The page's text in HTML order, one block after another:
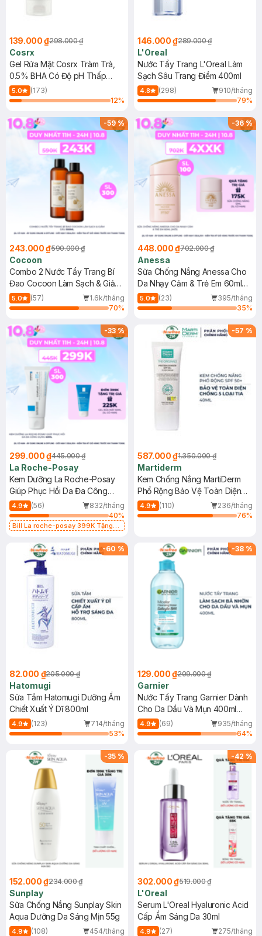
139.000 ₫298.000 ₫
Cosrx
Gel Rửa Mặt Cosrx Tràm Trà,
0.5% BHA Có Độ pH Thấp
150ml
5.0
(173)
12%
146.000 ₫289.000 ₫
L'Oreal
Nước Tẩy Trang L'Oreal Làm
Sạch Sâu Trang Điểm 400ml
4.8 (298)
910/tháng
79%
-59%
243.000 ₫590.000 ₫
Cocoon
Combo 2 Nước Tẩy Trang Bí
Đao Cocoon Làm Sạch & Giảm
Dầu 500ml
5.0 (57)
1.6k/tháng
70%
-36%
448.000 ₫702.000 ₫
Anessa
Sữa Chống Nắng Anessa Cho
Da Nhạy Cảm & Trẻ Em 60ml
(Mới)
5.0 (23)
395/tháng
35%
-33%
299.000 ₫445.000 ₫
La Roche-Posay
Kem Dưỡng La Roche-Posay
Giúp Phục Hồi Da Đa Công
Dụng 40ml
4.9 (56)
832/tháng
40%
Bill La roche-posay 399K Tặng
(SL có hạn)
-57 %
587.000 ₫1.350.000 ₫
Martiderm
Kem Chống Nắng MartiDerm
Phổ Rộng Bảo Vệ Toàn Diện
40ml
4.9 (110)
236/tháng
76%
-60 %
82.000 ₫205.000 ₫
Hatomugi
Sữa Tắm Hatomugi Dưỡng Ẩm
Chiết Xuất Ý Dĩ 800ml
4.9 (123)
714/tháng
53%
-38 %
129.000 ₫209.000 ₫
Garnier
Nước Tẩy Trang Garnier Dành
Cho Da Dầu Và Mụn 400ml
(Mới)
4.9 (69)
935/tháng
64%
-35 %
152.000 ₫234.000 ₫
Sunplay
Sữa Chống Nắng Sunplay Skin
Aqua Dưỡng Da Sáng Mịn 55g
4.9 (108)
454/tháng
-42 %
302.000 ₫519.000 ₫
L'Oreal
Serum L'Oreal Hyaluronic Acid
Cấp Ẩm Sáng Da 30ml
4.9 (27)
275/tháng